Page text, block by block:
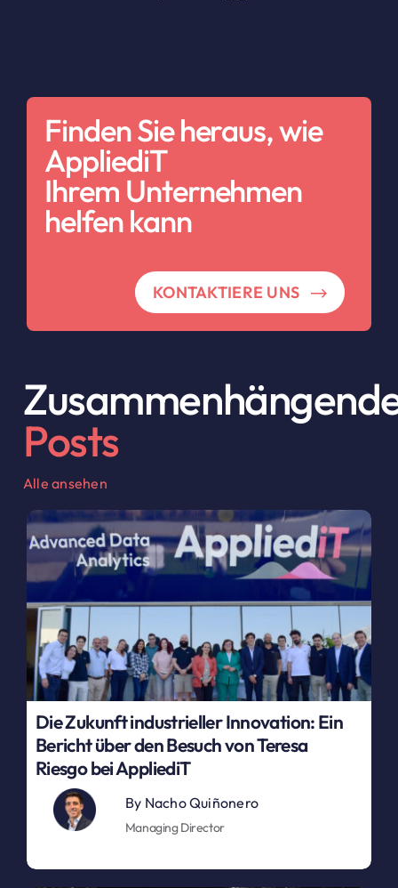
Finden Sie heraus, wie
AppliediT
Ihrem Unternehmen
helfen kann
KONTAKTIERE UNS
Posts
Alle ansehen
Die Zukunft industrieller Innovation: Ein
Bericht über den Besuch von Teresa
Riesgo bei AppliediT
By Nacho Quiñonero
Managing Director